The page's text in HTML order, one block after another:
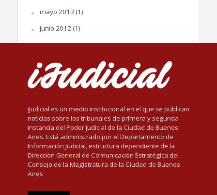
mayo 2013 (1)
junio 2012(1)
iJudicial es un medio institucional en el que se publican
noticias sobre los tribunales de primera y segunda
instancia del Poder Judicial de la Ciudad de Buenos
Aires. Está administrado por el Departamento de
Información Judicial, estructura dependiente de la
Dirección General de Comunicación Estratégica del
Consejo de la Magistratura de la Ciudad de Buenos
Aires